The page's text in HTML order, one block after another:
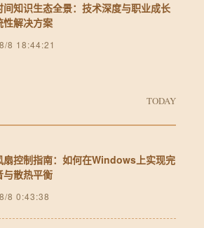
间知识生态全景：技术深度与职业成长
性解决方案
8 18:44:21
TODAY
扇控制指南：如何在Windows上实现完
与散热平衡
8 0:43:38